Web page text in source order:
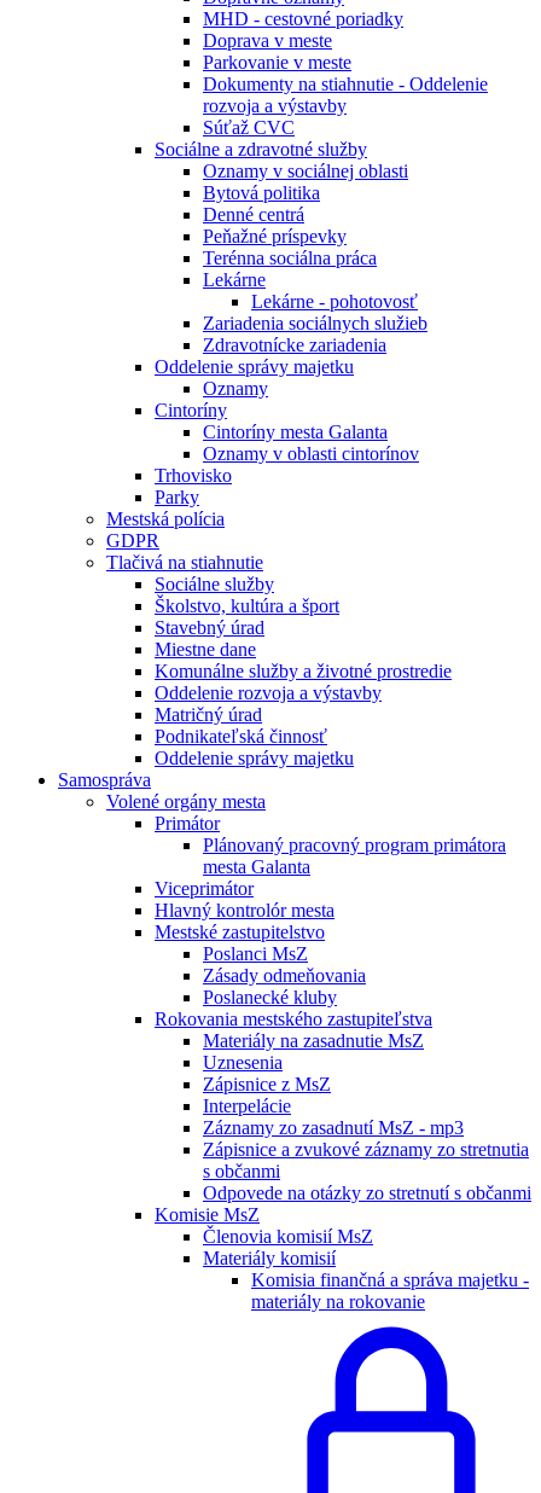
MHD - cestovné poriadky
Doprava v meste
Parkovanie v meste
Dokumenty na stiahnutie - Oddelenie
rozvoja a výstavby
Súťaž CVC
Sociálne a zdravotné služby
Oznamy v sociálnej oblasti
Bytová politika
Denné centrá
Peňažné príspevky
Terénna sociálna práca
Lekárne
Lekárne - pohotovosť
Zariadenia sociálnych služieb
Zdravotnícke zariadenia
Oddelenie správy majetku
Oznamy
Cintoríny
Cintoríny mesta Galanta
Oznamy v oblasti cintorínov
Trhovisko
Parky
Mestská polícia
GDPR
Tlačivá na stiahnutie
Sociálne služby
Školstvo, kultúra a šport
Stavebný úrad
Miestne dane
Komunálne služby a životné prostredie
Oddelenie rozvoja a výstavby
Matričný úrad
Podnikateľská činnosť
Oddelenie správy majetku
Samospráva
Volené orgány mesta
Primátor
Plánovaný pracovný program primátora
mesta Galanta
Viceprimátor
Hlavný kontrolór mesta
Mestské zastupitelstvo
Poslanci MsZ
Zásady odmeňovania
Poslanecké kluby
Rokovania mestského zastupiteľstva
Materiály na zasadnutie MsZ
Uznesenia
Zápisnice z MsZ
Interpelácie
Záznamy zo zasadnutí MsZ - mp3
Zápisnice a zvukové záznamy zo stretnutia
s občanmi
Odpovede na otázky zo stretnutí s občanmi
Komisie MsZ
Členovia komisií MsZ
Materiály komisií
Komisia finančná a správa majetku -
materiály na rokovanie